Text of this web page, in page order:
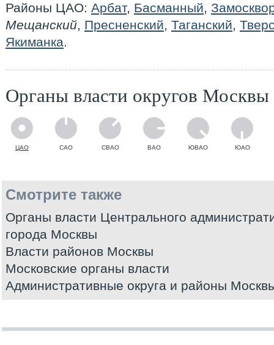
Районы ЦАО: Арбат, Басманный,
Мещанский, Пресненский, Таганский,
Якиманка.
Органы власти округов Москвы
ЦАО САО СВАО ВАО ЮВАО ЮАО
Смотрите также
Органы власти Центрального
города Москвы
Власти районов Москвы
Московские органы власти
Административные округа и районы